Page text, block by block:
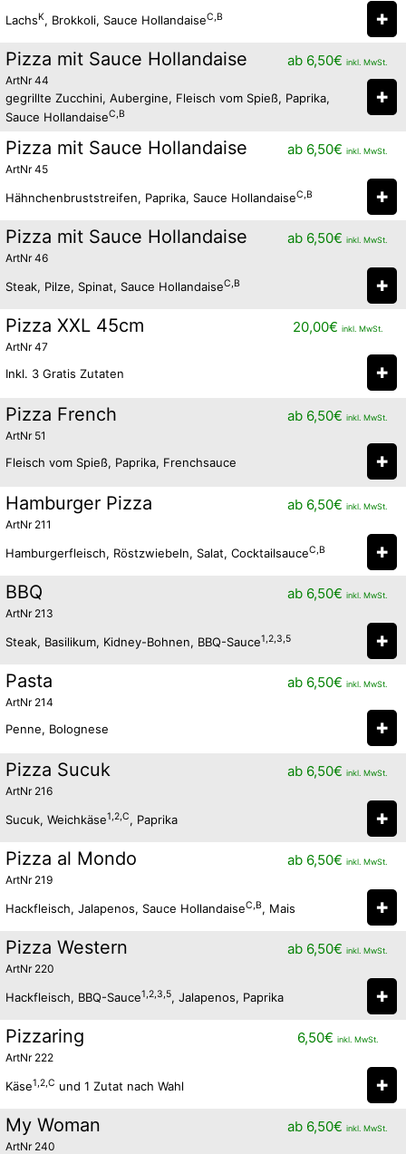
LachsK, Brokkoli, Sauce HollandaiseC,B ✚
Pizza mit Sauce Hollandaise
ArtNr 44
ab 6,50€ inkl. MwSt.
gegrillte Zucchini, Aubergine, Fleisch vom Spieß, Paprika,
Sauce HollandaiseC,B
✚
Pizza mit Sauce Hollandaise
ArtNr 45
ab 6,50€ inkl. MwSt.
Hähnchenbruststreifen, Paprika, Sauce HollandaiseC,B ✚
Pizza mit Sauce Hollandaise
ArtNr 46
ab 6,50€ inkl. MwSt.
Steak, Pilze, Spinat, Sauce HollandaiseC,B ✚
Pizza XXL 45cm
ArtNr 47
20,00€ inkl. MwSt.
Inkl. 3 Gratis Zutaten ✚
Pizza French
ArtNr 51
ab 6,50€ inkl. MwSt.
Fleisch vom Spieß, Paprika, Frenchsauce ✚
Hamburger Pizza
ArtNr 211
ab 6,50€ inkl. MwSt.
Hamburgerfleisch, Röstzwiebeln, Salat, CocktailsauceC,B ✚
BBQ
ArtNr 213
ab 6,50€ inkl. MwSt.
Steak, Basilikum, Kidney-Bohnen, BBQ-Sauce1,2,3,5 ✚
Pasta
ArtNr 214
ab 6,50€ inkl. MwSt.
Penne, Bolognese ✚
Pizza Sucuk
ArtNr 216
ab 6,50€ inkl. MwSt.
Sucuk, Weichkäse1,2,C, Paprika ✚
Pizza al Mondo
ArtNr 219
ab 6,50€ inkl. MwSt.
Hackfleisch, Jalapenos, Sauce HollandaiseC,B, Mais ✚
Pizza Western
ArtNr 220
ab 6,50€ inkl. MwSt.
Hackfleisch, BBQ-Sauce1,2,3,5, Jalapenos, Paprika ✚
Pizzaring
ArtNr 222
6,50€ inkl. MwSt.
Käse1,2,C und 1 Zutat nach Wahl ✚
My Woman
ArtNr 240
ab 6,50€ inkl. MwSt.